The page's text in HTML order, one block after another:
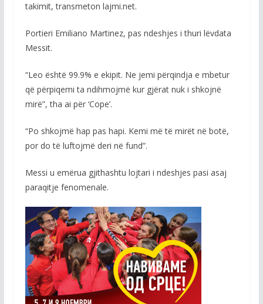
takimit, transmeton lajmi.net.
Portieri Emiliano Martinez, pas ndeshjes i thuri lëvdata
Messit.
“Leo është 99.9% e ekipit. Ne jemi përqindja e mbetur
që përpiqemi ta ndihmojmë kur gjërat nuk i shkojnë
mirë”, tha ai për ‘Cope’.
“Po shkojmë hap pas hapi. Kemi më të mirët në botë,
por do të luftojmë deri në fund”.
Messi u emërua gjithashtu lojtari i ndeshjes pasi asaj
paraqitje fenomenale.